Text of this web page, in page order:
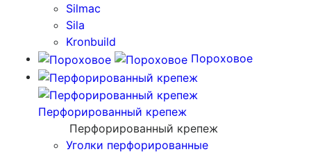
Silmac
Sila
Kronbuild
Пороховое
Перфорированный крепеж
Перфорированный крепеж
Уголки перфорированные